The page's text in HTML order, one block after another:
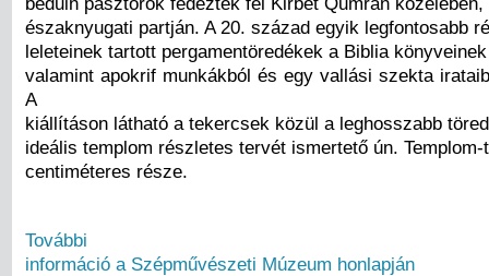
északnyugati partján. A 20. század egyik legfontosabb
leleteinek tartott pergamentöredékek a Biblia
valamint apokrif munkákból és egy vallási szekta
A
kiállításon látható a tekercsek közül a leghosszabb
ideális templom részletes tervét ismertető ún.
centiméteres része.
További
információ a Szépművészeti Múzeum honlapján